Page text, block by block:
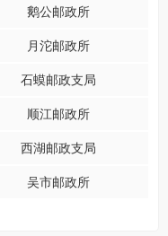
鹅公邮政所
月沱邮政所
石蟆邮政支局
顺江邮政所
西湖邮政支局
吴市邮政所